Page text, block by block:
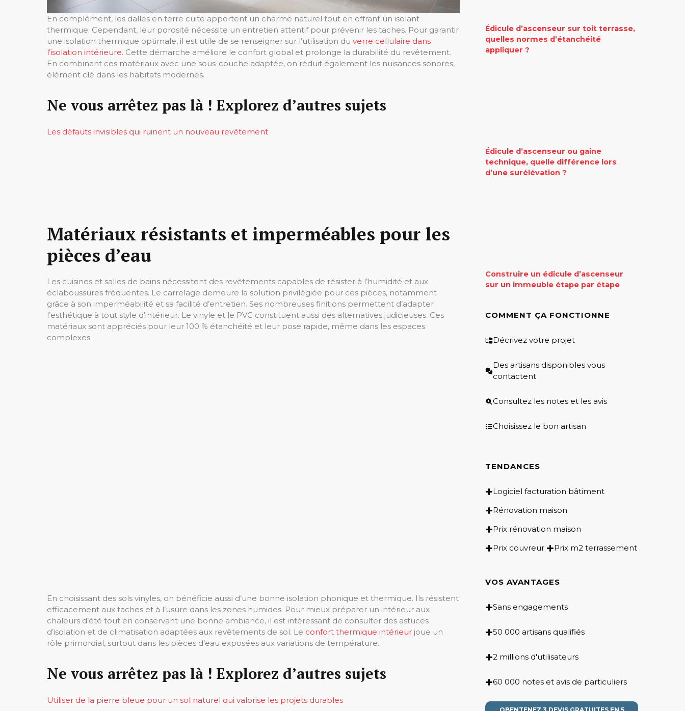
En complément, les dalles en terre cuite apportent un charme naturel tout en offrant un isolant
thermique. Cependant, leur porosité nécessite un entretien attentif pour prévenir les taches. Pour garantir
une isolation thermique optimale, il est utile de se renseigner sur l’utilisation du verre cellulaire dans
l’isolation intérieure. Cette démarche améliore le confort global et prolonge la durabilité du revêtement.
En combinant ces matériaux avec une sous-couche adaptée, on réduit également les nuisances sonores,
élément clé dans les habitats modernes.
Ne vous arrêtez pas là ! Explorez d’autres sujets
Les défauts invisibles qui ruinent un nouveau revêtement
Matériaux résistants et imperméables pour les
pièces d’eau
Les cuisines et salles de bains nécessitent des revêtements capables de résister à l’humidité et aux
éclaboussures fréquentes. Le carrelage demeure la solution privilégiée pour ces pièces, notamment
grâce à son imperméabilité et sa facilité d’entretien. Ses nombreuses finitions permettent d’adapter
l’esthétique à tout style d’intérieur. Le vinyle et le PVC constituent aussi des alternatives judicieuses. Ces
matériaux sont appréciés pour leur 100 % étanchéité et leur pose rapide, même dans les espaces
complexes.
En choisissant des sols vinyles, on bénéficie aussi d’une bonne isolation phonique et thermique. Ils résistent
efficacement aux taches et à l’usure dans les zones humides. Pour mieux préparer un intérieur aux
chaleurs d’été tout en conservant une bonne ambiance, il est intéressant de consulter des astuces
d’isolation et de climatisation adaptées aux revêtements de sol. Le confort thermique intérieur joue un
rôle primordial, surtout dans les pièces d’eau exposées aux variations de température.
Ne vous arrêtez pas là ! Explorez d’autres sujets
Utiliser de la pierre bleue pour un sol naturel qui valorise les projets durables
Édicule d’ascenseur sur toit terrasse,
quelles normes d’étanchéité
appliquer ?
Édicule d’ascenseur ou gaine
technique, quelle différence lors
d’une surélévation ?
Construire un édicule d’ascenseur
sur un immeuble étape par étape
COMMENT ÇA FONCTIONNE
Décrivez votre projet
Des artisans disponibles vous
contactent
Consultez les notes et les avis
Choisissez le bon artisan
TENDANCES
Logiciel facturation bâtiment
Rénovation maison
Prix rénovation maison
Prix couvreur
Prix m2 terrassement
VOS AVANTAGES
Sans engagements
50 000 artisans qualifiés
2 millions d'utilisateurs
60 000 notes et avis de particuliers